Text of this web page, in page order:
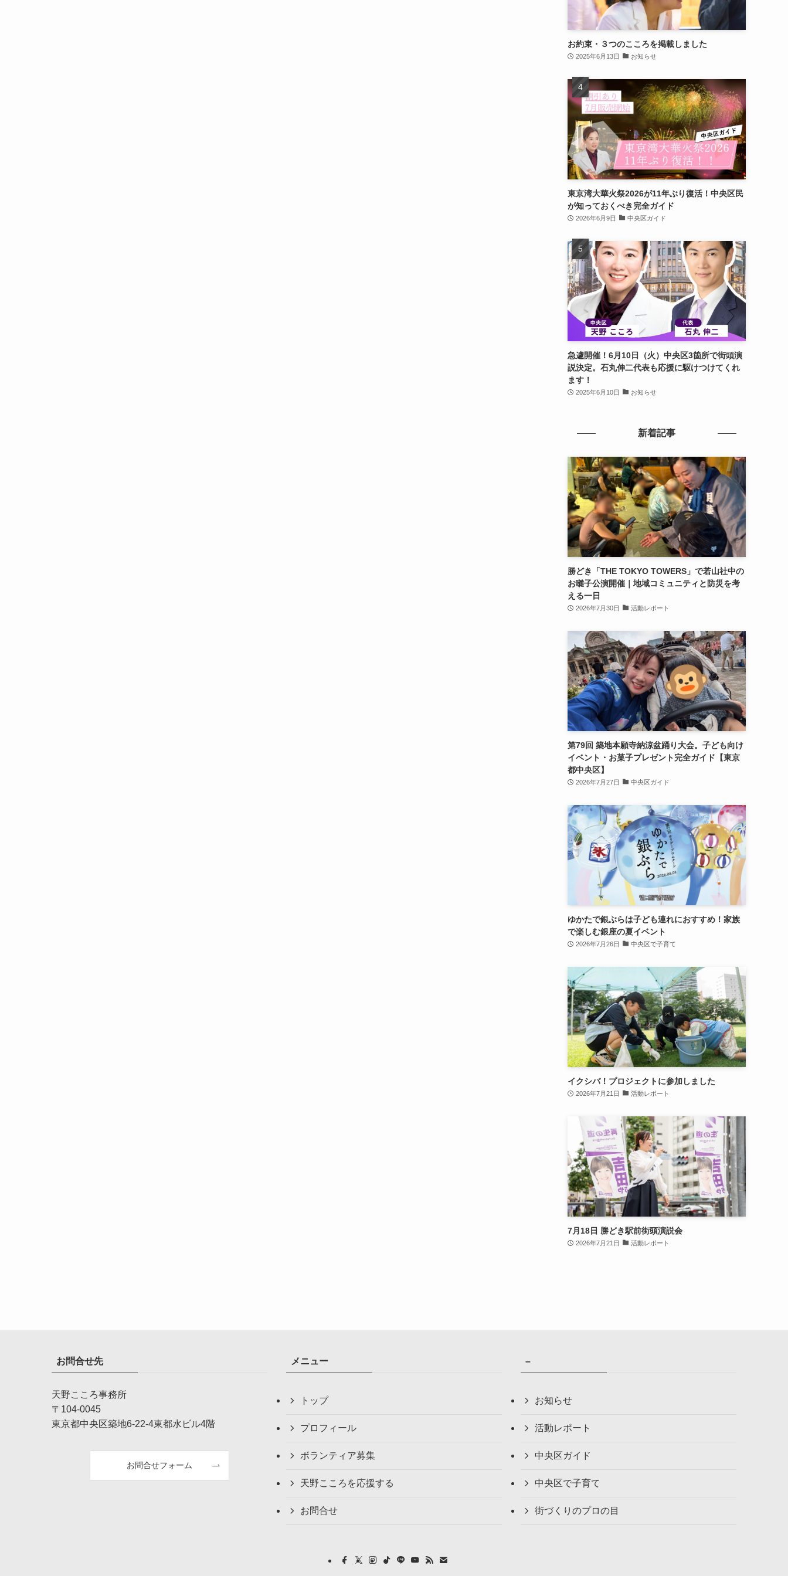
お約束・３つのこころを掲載しました
2025年6月13日 お知らせ
東京湾大華火祭2026が11年ぶり復活！中央区民
が知っておくべき完全ガイド
2026年6月9日 中央区ガイド
急遽開催！6月10日（火）中央区3箇所で街頭演
説決定。石丸伸二代表も応援に駆けつけてくれ
ます！
2025年6月10日 お知らせ
新着記事
勝どき「THE TOKYO TOWERS」で若山社中の
お囃子公演開催｜地域コミュニティと防災を考
える一日
2026年7月30日 活動レポート
第79回 築地本願寺納涼盆踊り大会。子ども向け
イベント・お菓子プレゼント完全ガイド【東京
都中央区】
2026年7月27日 中央区ガイド
ゆかたで銀ぶらは子ども連れにおすすめ！家族
で楽しむ銀座の夏イベント
2026年7月26日 中央区で子育て
イクシバ！プロジェクトに参加しました
2026年7月21日 活動レポート
7月18日 勝どき駅前街頭演説会
2026年7月21日 活動レポート
お問合せ先
天野こころ事務所
〒104-0045
東京都中央区築地6-22-4東都水ビル4階
お問合せフォーム
メニュー
トップ
プロフィール
ボランティア募集
天野こころを応援する
お問合せ
–
お知らせ
活動レポート
中央区ガイド
中央区で子育て
街づくりのプロの目